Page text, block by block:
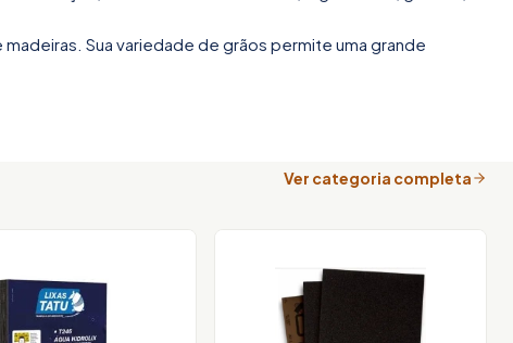
Sua variedade de grãos permite uma grande
Ver categoria completa